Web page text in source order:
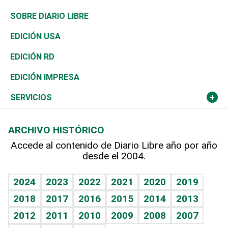
José Boquete
Reportajes
Asia
África
Ocenanía
Caribe
Resto del mundo
Consumo
Vivienda
Telecom.
Global y variable
Economía personal
Belleza
Buena Vida
Sociales
Novedades
Podcast Arte Libre
Hablando con el pediatra
Vida y familia
Eñe
Celebrando la vida
Golf
Ciclismo
Tenis
Olimpismo
Más deportes
TBT Deportivo
De buena tinta
En Directo
El Espía
Noticiero Poteleche
Columnistas
Más firmas
Clima
Tecnología
Historia
Martes de tecnología
Cambio climático
Mundo
Economía
Revista
Deportes
Opinión
Hecho en casa
Guía del dinero
SOBRE DIARIO LIBRE
EDICIÓN USA
EDICIÓN RD
EDICIÓN IMPRESA
SERVICIOS
Cumpleaños
Horóscopos
Crucigramas
ARCHIVO HISTÓRICO
Accede al contenido de Diario Libre año por año
desde el 2004.
2024 2023 2022 2021 2020
2019
2018
2017 2016 2015 2014
2013
2012
2011 2010 2009 2008
2007